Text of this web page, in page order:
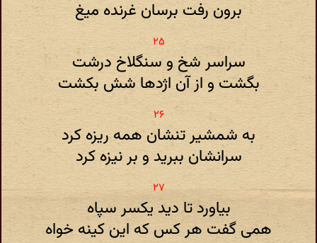
برون رفت برسان غرنده میغ
سراسر شخ و سنگلاخ درشت
بگشت و از آن اژدها شش بکشت
به شمشیر تنشان همه ریزه کرد
سرانشان ببرید و بر نیزه کرد
بیاورد تا دید یکسر سپاه
همی گفت هر کس که این کینه خواه